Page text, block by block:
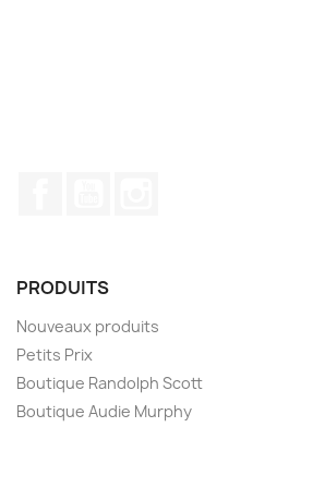
PRODUITS
Nouveaux produits
Petits Prix
Boutique Randolph Scott
Boutique Audie Murphy